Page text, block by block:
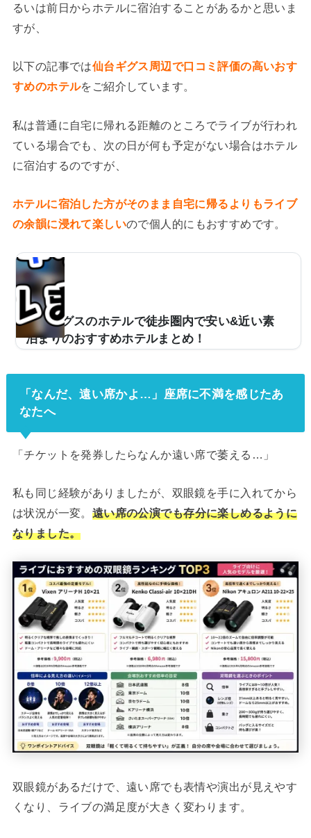
るいは前日からホテルに宿泊することがあるかと思いま
すが、
以下の記事では仙台ギグス周辺で口コミ評価の高いおす
すめのホテルをご紹介しています。
私は普通に自宅に帰れる距離のところでライブが行われ
ている場合でも、次の日が何も予定がない場合はホテル
に宿泊するのですが、
ホテルに宿泊した方がそのまま自宅に帰るよりもライブ
の余韻に浸れて楽しいので個人的にもおすすめです。
仙台ギグスのホテルで徒歩圏内で安い&近い素
泊まりのおすすめホテルまとめ！
ィストのツアー会場などとして使用されていますが、遠
方から来られたり、終演時間が夜遅かったりすると、近
くのホテルを利用する場合もあるかと思います。そこ
で、ここでは仙台ギグスで徒歩圏内で行ける、距離が近
くて値段が安めで素泊まりできるおすすめのホテルを3
つご紹介していきます。徒歩圏内おすすめホテル① ホテ
楽天トラベルで探すじゃらんで探す一休で探すYahoo!
ト...
「なんだ、遠い席かよ…」座席に不満を感じたあ
なたへ
「チケットを発券したらなんか遠い席で萎える…」
私も同じ経験がありましたが、双眼鏡を手に入れてから
は状況が一変。 遠い席の公演でも存分に楽しめるように
なりました。
双眼鏡があるだけで、遠い席でも表情や演出が見えやす
くなり、ライブの満足度が大きく変わります。